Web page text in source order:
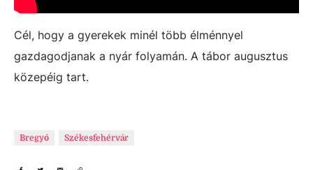
Cél, hogy a gyerekek minél több élménnyel
gazdagodjanak a nyár folyamán. A tábor augusztus
közepéig tart.
Bregyó Székesfehérvár